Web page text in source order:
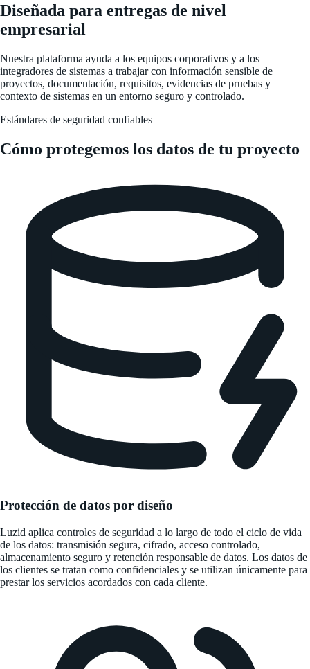
Diseñada para entregas de nivel
empresarial
Nuestra plataforma ayuda a los equipos corporativos y a los
integradores de sistemas a trabajar con información sensible de
proyectos, documentación, requisitos, evidencias de pruebas y
contexto de sistemas en un entorno seguro y controlado.
Estándares de seguridad confiables
Cómo protegemos los datos de tu proyecto
Protección de datos por diseño
Luzid aplica controles de seguridad a lo largo de todo el ciclo de vida
de los datos: transmisión segura, cifrado, acceso controlado,
almacenamiento seguro y retención responsable de datos. Los datos de
los clientes se tratan como confidenciales y se utilizan únicamente para
prestar los servicios acordados con cada cliente.